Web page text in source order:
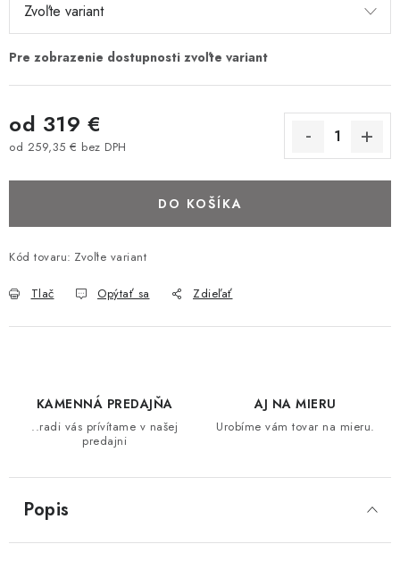
BAROVÉ STOLIČKY
STOLY
MATRACE DORMISAN
VANKÚŠE
LAMELOVÉ ROŠTY DO POSTELE
POHOVKY A KRESLÁ
TABURETKY
KONFERENČNÉ STOLÍKY
KVETINÁČE
od 319 €
od 259,35 € bez DPH
DO KOŠÍKA
Kód tovaru: Zvoľte variant
Tlač Opýtať sa Zdieľať
KAMENNÁ PREDAJŇA
..radi vás prívítame v našej
predajni
AJ NA MIERU
Urobíme vám tovar na mieru.
Popis